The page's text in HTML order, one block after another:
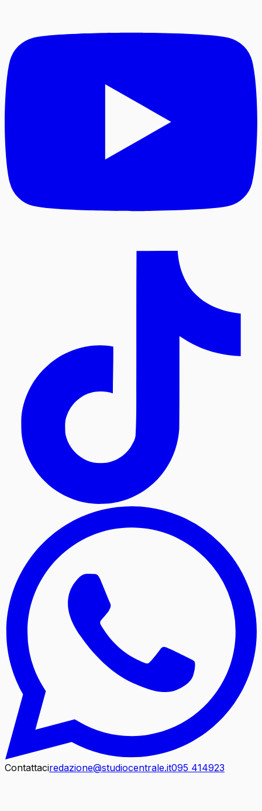
Contattaciredazione@studiocentrale.it095 414923